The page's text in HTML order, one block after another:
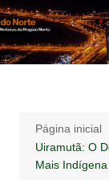
Ir
para
o
Notícias –
Página inicial
Uiramutã: O
Mais